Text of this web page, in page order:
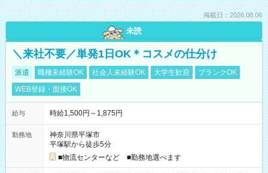
掲載日：2026.08.06
未読
＼来社不要／単発1日OK＊コスメの仕分け
派遣 職種未経験OK 社会人未経験OK 大学生歓迎
ブランクOK
WEB登録・面接OK
給与 時給1,500円～1,875円
勤務地
神奈川県平塚市
平塚駅から徒歩5分
■物流センターなど ■勤務地選べます